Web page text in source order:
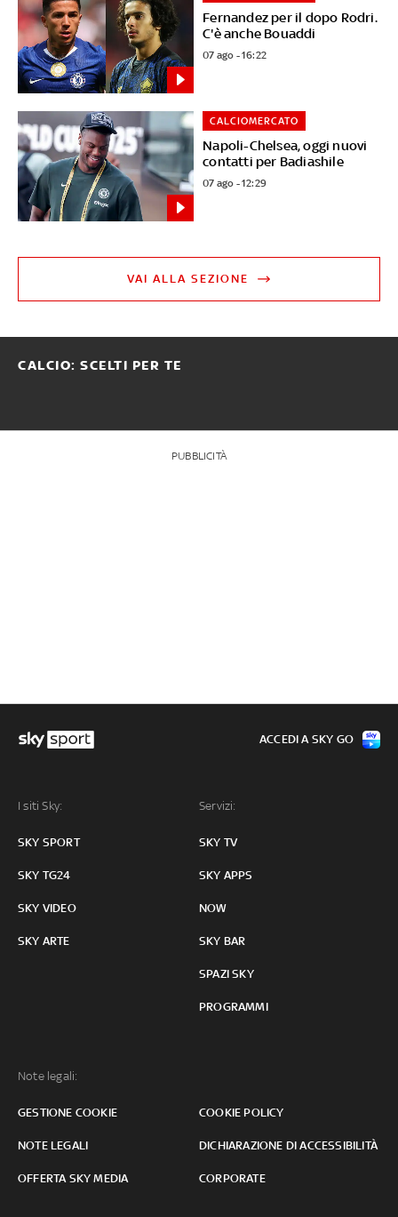
Fernandez per il dopo Rodri.
C'è anche Bouaddi
07 ago - 16:22
Napoli-Chelsea, oggi nuovi
contatti per Badiashile
CALCIOMERCATO
07 ago - 12:29
VAI ALLA SEZIONE
CALCIO: SCELTI PER TE
PUBBLICITÀ
I siti Sky:
SKY SPORT
SKY TG24
SKY VIDEO
SKY ARTE
Servizi:
SKY TV
SKY APPS
NOW
SKY BAR
SPAZI SKY
PROGRAMMI
Note legali:
GESTIONE COOKIE COOKIE POLICY
NOTE LEGALI DICHIARAZIONE DI ACCESSIBILITÀ
OFFERTA SKY MEDIA CORPORATE
ACCEDI A SKY GO